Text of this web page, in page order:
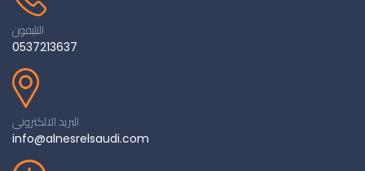
التليفون
0537213637
البريد الالكتروني
info@alnesrelsaudi.com